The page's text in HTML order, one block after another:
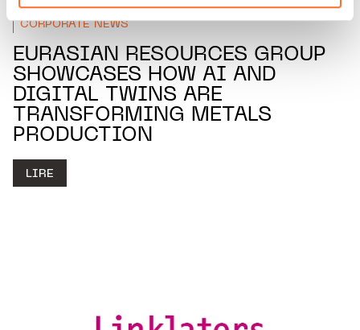
Charte d’usage des cookieset notrePolitique de
CORPORATE NEWS
EURASIAN RESOURCES GROUP
SHOWCASES HOW AI AND
DIGITAL TWINS ARE
TRANSFORMING METALS
PRODUCTION
LIRE